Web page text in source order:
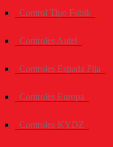
Control Tipo Fobik
Controles Autel
Controles Espada Fija
Controles Europa
Controles KYDZ